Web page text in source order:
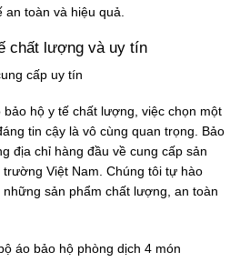
toàn và hiệu quả.
chất lượng và uy tín
cấp uy tín
hộ y tế chất lượng, việc chọn một
tin cậy là vô cùng quan trọng. Bảo
địa chỉ hàng đầu về cung cấp sản
Việt Nam. Chúng tôi tự hào
sản phẩm chất lượng, an toàn
áo bảo hộ phòng dịch 4 món